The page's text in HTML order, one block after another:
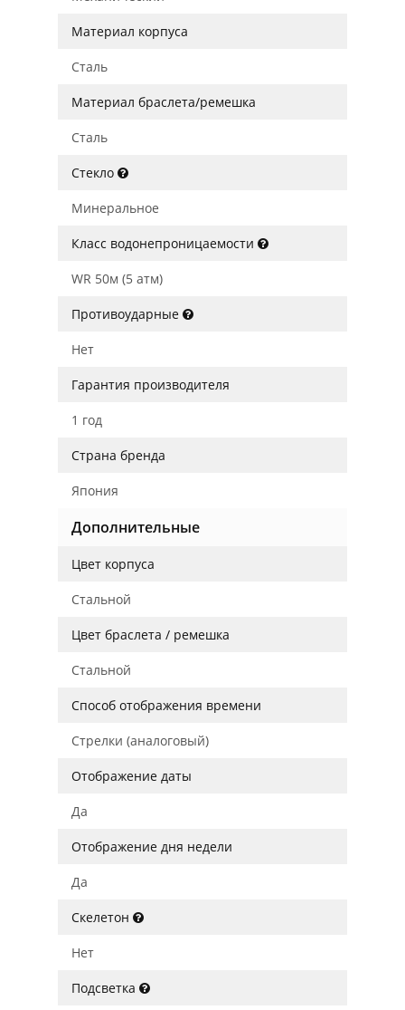
Материал корпуса
Сталь
Материал браслета/ремешка
Сталь
Стекло
Минеральное
Класс водонепроницаемости
WR 50м (5 атм)
Противоударные
Нет
Гарантия производителя
1 год
Страна бренда
Япония
Дополнительные
Цвет корпуса
Стальной
Цвет браслета / ремешка
Стальной
Способ отображения времени
Стрелки (аналоговый)
Отображение даты
Да
Отображение дня недели
Да
Скелетон
Нет
Подсветка